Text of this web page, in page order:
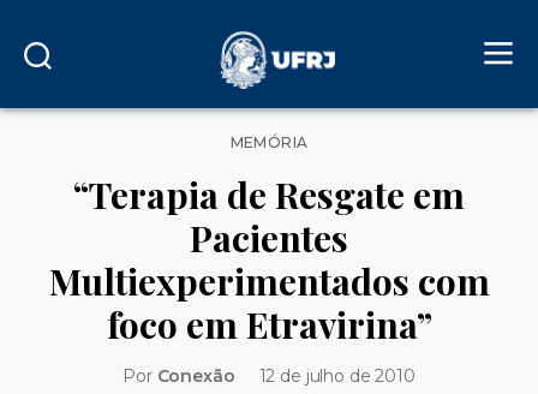
Categorias
MEMÓRIA
“Terapia de Resgate em
Pacientes
Multiexperimentados com
foco em Etravirina”
Por Conexão 12 de julho de 2010